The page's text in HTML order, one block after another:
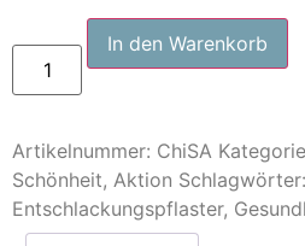
In den Warenkorb
Artikelnummer: ChiSA
Schönheit, Aktion Schlagwörter:
Entschlackungspflaster,